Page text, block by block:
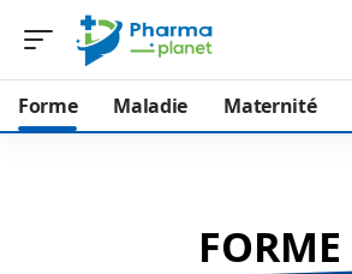
Forme Maladie Maternité
FORME